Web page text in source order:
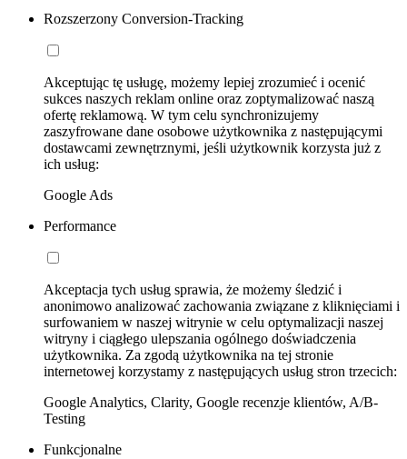
Rozszerzony Conversion-Tracking
Akceptując tę usługę, możemy lepiej zrozumieć i ocenić
sukces naszych reklam online oraz zoptymalizować naszą
ofertę reklamową. W tym celu synchronizujemy
zaszyfrowane dane osobowe użytkownika z następującymi
dostawcami zewnętrznymi, jeśli użytkownik korzysta już z
ich usług:
Google Ads
Performance
Akceptacja tych usług sprawia, że możemy śledzić i
anonimowo analizować zachowania związane z kliknięciami i
surfowaniem w naszej witrynie w celu optymalizacji naszej
witryny i ciągłego ulepszania ogólnego doświadczenia
użytkownika. Za zgodą użytkownika na tej stronie
internetowej korzystamy z następujących usług stron trzecich:
Google Analytics, Clarity, Google recenzje klientów, A/B-
Testing
Funkcjonalne